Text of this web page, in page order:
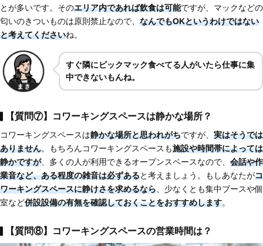
とが多いです。そのエリア内であれば飲食は可能ですが、マックなどの
匂いのきついものは原則禁止なので、 なんでもOKというわけではない
と考えてくださいね。
すぐ隣にビックマック食べてる人がいたら仕事に集
中できないもんね。
【質問⑦】コワーキングスペースは静かな場所？
コワーキングスペースは静かな場所と思われがちですが、 実はそうでは
ありません。もちろんコワーキングスペースも施設や時間帯によっては
静かですが、多くの人が利用できるオープンスペースなので、 会話や作
業音など、ある程度の雑音は必ずあると考えましょう。もしあなたがコ
ワーキングスペースに静けさを求めるなら 、少なくとも集中ブースや個
室など併設設備の有無を確認しておくことをおすすめします。
【質問⑧】コワーキングスペースの営業時間は？